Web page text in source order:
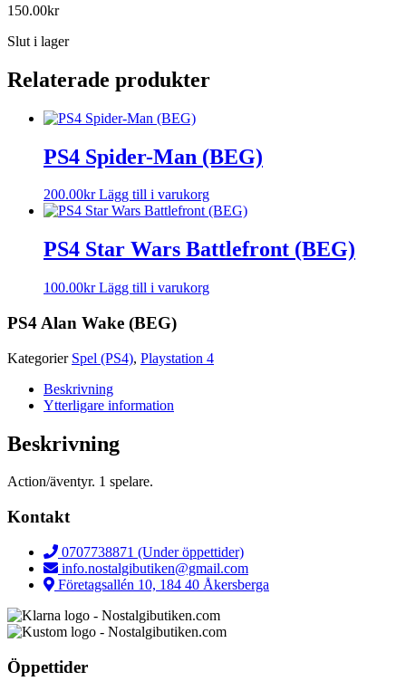
150.00kr
Slut i lager
Relaterade produkter
PS4 Spider-Man (BEG)
200.00kr Lägg till i varukorg
PS4 Star Wars Battlefront (BEG)
100.00kr Lägg till i varukorg
PS4 Alan Wake (BEG)
Kategorier Spel (PS4), Playstation 4
Beskrivning
Ytterligare information
Beskrivning
Action/äventyr. 1 spelare.
Kontakt
0707738871 (Under öppettider)
info.nostalgibutiken@gmail.com
Företagsallén 10, 184 40 Åkersberga
Öppettider